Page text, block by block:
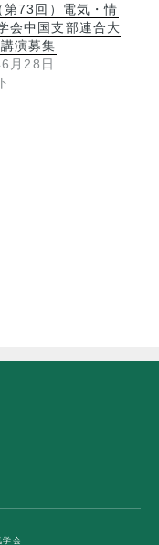
第73回）電気・情
会中国支部連合大
演募集
月28日
会